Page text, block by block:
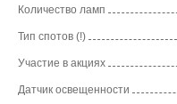
Количество ламп
Тип спотов (!)
Участие в акциях
Датчик освещенности